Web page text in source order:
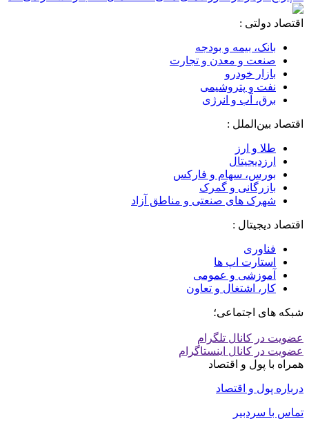
اقتصاد دولتی :
بانک، بیمه و بودجه
صنعت و معدن و تجارت
بازار خودرو
نفت و پتروشیمی
برق، آب و انرژی
اقتصاد بین‌الملل :
طلا و ارز
ارزدیجیتال
بورس، سهام و فارکس
بازرگانی و گمرک
شهرک های صنعتی و مناطق آزاد
اقتصاد دیجیتال :
فناوری
استارت اپ ها
آموزشی و عمومی
کار، اشتغال و تعاون
شبکه های اجتماعی؛
عضویت در کانال تلگرام
عضویت در کانال اینستاگرام
همراه با پول و اقتصاد
درباره پول و اقتصاد
تماس با سردبیر